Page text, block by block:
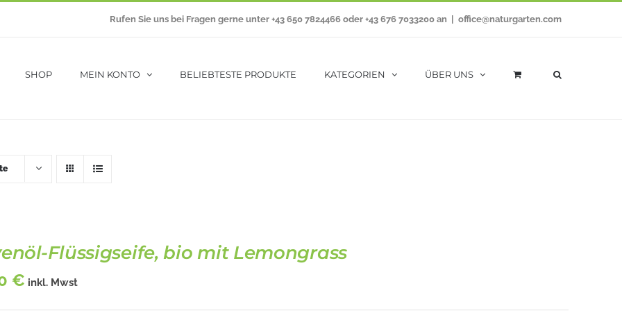
Rufen Sie uns bei Fragen gerne unter +43 650 7824466 oder +43 676 7033200 an office@naturgarten.com
SHOP MEIN KONTO BELIEBTESTE PRODUKTE KATEGORIEN ÜBER UNS
Flüssigseife, bio mit Lemongrass
€ inkl. Mwst